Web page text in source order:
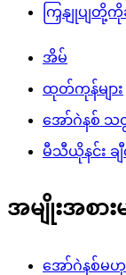
ကြှနျုပျတို့
အိမ်
ထုတ်ကုန်များ
အော်ဂဲနစ် သတ္
မီသီယိုနင်း ခ
အမျိုးအစားမ
အော်ဂဲနစ်မ